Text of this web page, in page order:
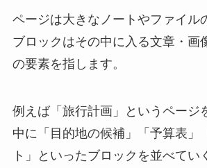
ページは大きなノートやファイル
ブロックはその中に入る文章・画
の要素を指します。
例えば「旅行計画」というページ
中に「目的地の候補」「予算表」
ト」といったブロックを並べてい